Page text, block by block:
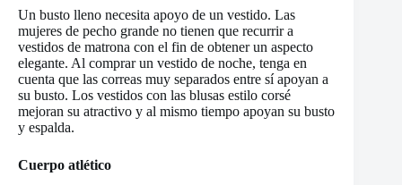
Un busto lleno necesita apoyo de un vestido. Las
mujeres de pecho grande no tienen que recurrir a
vestidos de matrona con el fin de obtener un aspecto
elegante. Al comprar un vestido de noche, tenga en
cuenta que las correas muy separados entre sí apoyan a
su busto. Los vestidos con las blusas estilo corsé
mejoran su atractivo y al mismo tiempo apoyan su busto
y espalda.
Cuerpo atlético